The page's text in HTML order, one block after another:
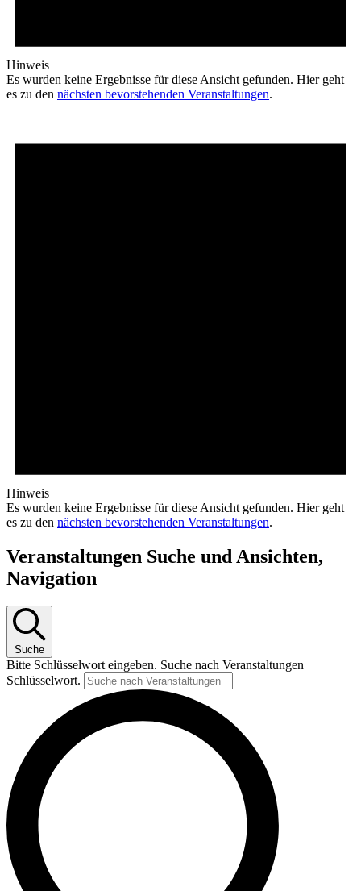
Hinweis
Es wurden keine Ergebnisse für diese Ansicht gefunden. Hier geht
es zu den nächsten bevorstehenden Veranstaltungen.
Hinweis
Es wurden keine Ergebnisse für diese Ansicht gefunden. Hier geht
es zu den nächsten bevorstehenden Veranstaltungen.
Veranstaltungen Suche und Ansichten,
Navigation
Suche
Bitte Schlüsselwort eingeben. Suche nach Veranstaltungen
Schlüsselwort.